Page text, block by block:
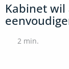
Kabinet wil
2 min.